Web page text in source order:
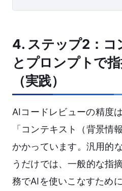
4. ステップ2：コ
とプロンプトで
（実践）
AIコードレビューの精度
「コンテキスト（背景情
かかっています。汎用的
うだけでは、一般的な指
務でAIを使いこなすため